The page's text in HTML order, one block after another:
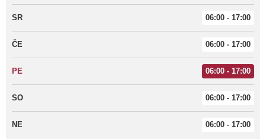
SR 06:00 - 17:00
ČE 06:00 - 17:00
PE 06:00 - 17:00
SO 06:00 - 17:00
NE 06:00 - 17:00